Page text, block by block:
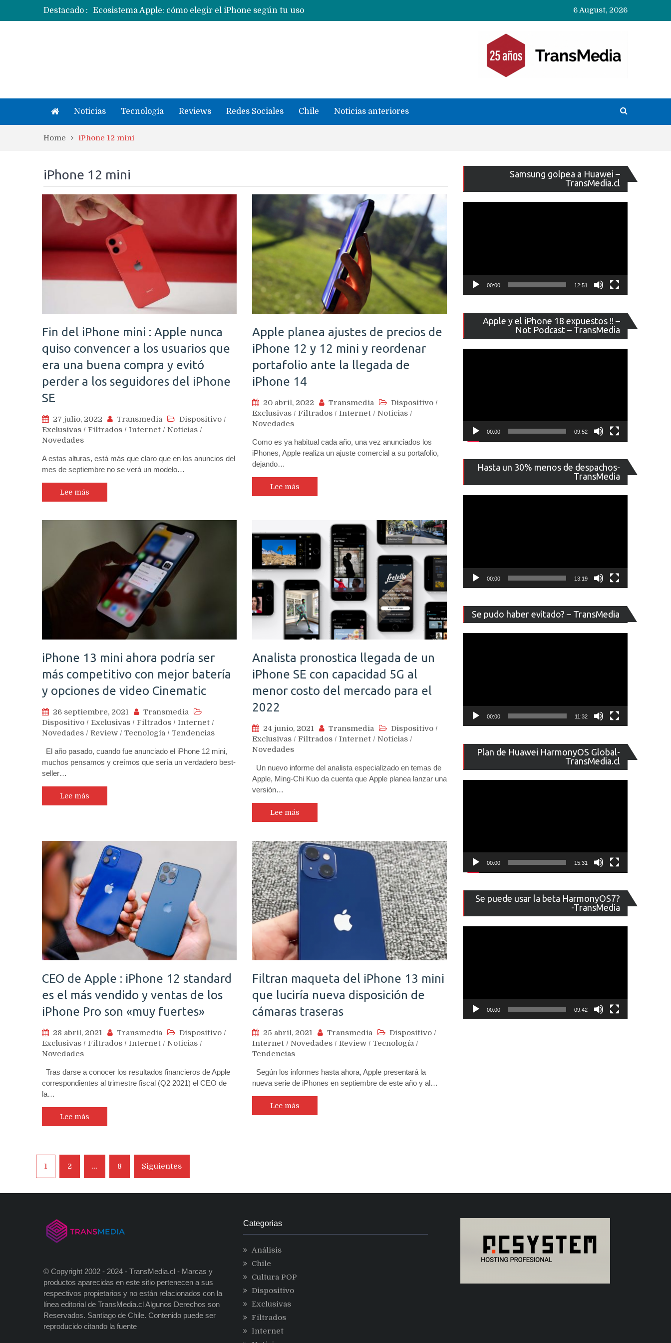
Destacado : 6 August, 2026
Noticias Tecnología Reviews Redes Sociales Chile Noticias anteriores
Home iPhone 12 mini
iPhone 12 mini
Fin del iPhone mini : Apple nunca
quiso convencer a los usuarios que
era una buena compra y evitó
perder a los seguidores del iPhone
SE
27 julio, 2022 Transmedia Dispositivo /
Exclusivas / Filtrados / Internet / Noticias /
Novedades
A estas alturas, está más que claro que en los anuncios del
mes de septiembre no se verá un modelo…
Lee más
Apple planea ajustes de precios de
iPhone 12 y 12 mini y reordenar
portafolio ante la llegada de
iPhone 14
20 abril, 2022 Transmedia Dispositivo /
Exclusivas / Filtrados / Internet / Noticias /
Novedades
Como es ya habitual cada año, una vez anunciados los
iPhones, Apple realiza un ajuste comercial a su portafolio,
dejando…
Lee más
iPhone 13 mini ahora podría ser
más competitivo con mejor batería
y opciones de video Cinematic
26 septiembre, 2021
Transmedia
Dispositivo / Exclusivas / Filtrados / Internet /
Novedades / Review / Tecnología / Tendencias
El año pasado, cuando fue anunciado el iPhone 12 mini,
muchos pensamos y creímos que sería un verdadero best-
seller…
Lee más
Analista pronostica llegada de un
iPhone SE con capacidad 5G al
menor costo del mercado para el
2022
24 junio, 2021 Transmedia Dispositivo /
Exclusivas / Filtrados / Internet / Noticias /
Novedades
Un nuevo informe del analista especializado en temas de
Apple, Ming-Chi Kuo da cuenta que Apple planea lanzar una
versión…
Lee más
CEO de Apple : iPhone 12 standard
es el más vendido y ventas de los
iPhone Pro son «muy fuertes»
28 abril, 2021 Transmedia Dispositivo /
Exclusivas / Filtrados / Internet / Noticias /
Novedades
Tras darse a conocer los resultados financieros de Apple
correspondientes al trimestre fiscal (Q2 2021) el CEO de
la…
Lee más
Filtran maqueta del iPhone 13 mini
que luciría nueva disposición de
cámaras traseras
25 abril, 2021 Transmedia Dispositivo /
Internet / Novedades / Review / Tecnología /
Tendencias
Según los informes hasta ahora, Apple presentará la
nueva serie de iPhones en septiembre de este año y al…
Lee más
Navegación
de
entradas
1 2 … 8 Siguientes
Samsung golpea a Huawei –
TransMedia.cl
de
vídeo
00:00 12:51
Apple y el iPhone 18 expuestos !! –
Not Podcast – TransMedia
de
vídeo
00:00 09:52
Hasta un 30% menos de despachos-
TransMedia
de
vídeo
00:00 13:19
Se pudo haber evitado? – TransMedia
de
vídeo
00:00 11:32
Plan de Huawei HarmonyOS Global-
TransMedia.cl
de
vídeo
00:00 15:31
Se puede usar la beta HarmonyOS7?
-TransMedia
de
vídeo
00:00 09:42
© Copyright 2002 - 2024 - TransMedia.cl - Marcas y
productos aparecidas en este sitio pertenecen a sus
respectivos propietarios y no están relacionados con la
línea editorial de TransMedia.cl Algunos Derechos son
Reservados. Santiago de Chile. Contenido puede ser
reproducido citando la fuente
Categorias
Análisis
Chile
Cultura POP
Dispositivo
Exclusivas
Filtrados
Internet